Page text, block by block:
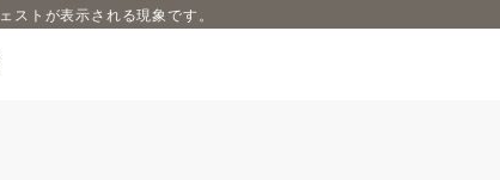
トが表示される現象です。